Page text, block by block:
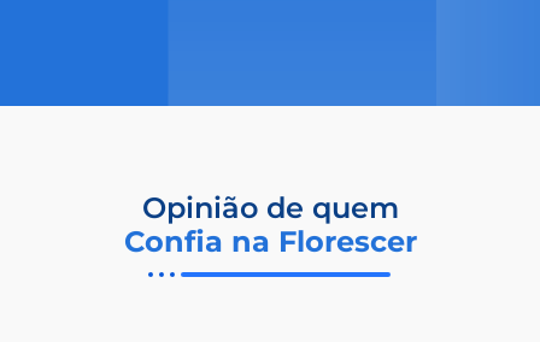
Opinião de quem
Confia na Florescer